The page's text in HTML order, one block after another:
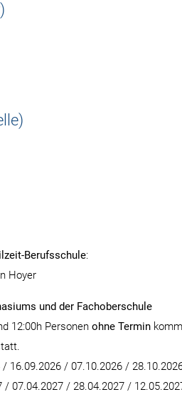
Berufsschule:
Hoyer
und der Fachoberschule
12:00h Personen ohne Termin
16.09.2026 / 07.10.2026 /
07.04.2027 / 28.04.2027 /